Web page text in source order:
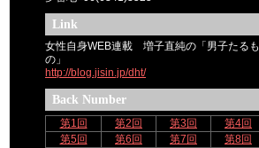
Link
女性自身WEB連載 増子直純の「男子たるも
の」
http://blog.jisin.jp/dht/
Back Number
第1回 第2回 第3回
第4回
第5回
第6回 第7回
第8回